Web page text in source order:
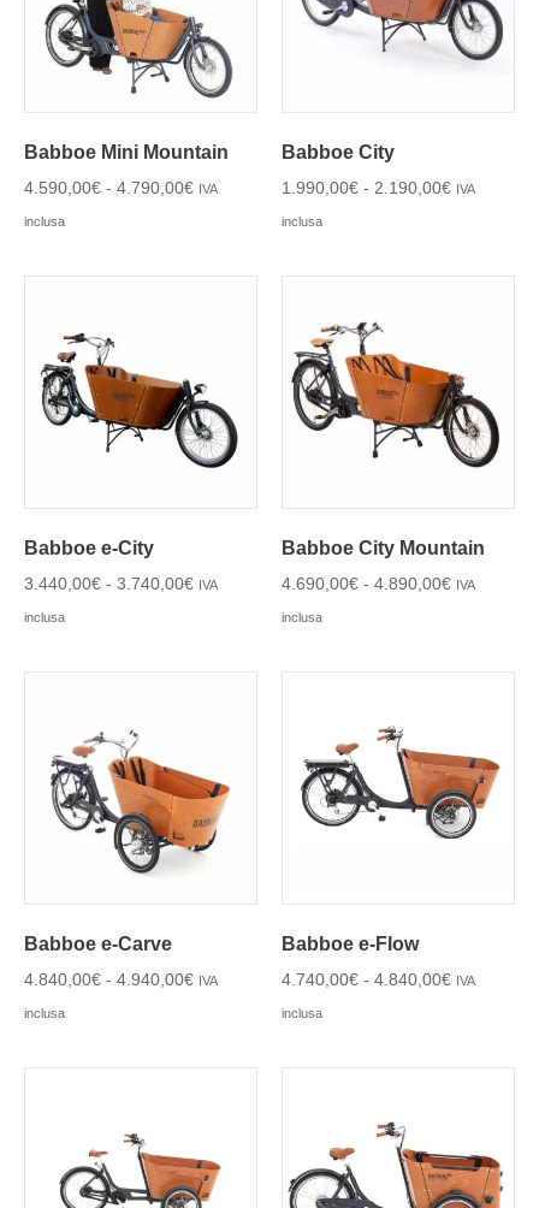
Babboe Mini Mountain
4.590,00€ - 4.790,00€ IVA
inclusa
Babboe City
1.990,00€ - 2.190,00€ IVA
inclusa
Babboe e-City
3.440,00€ - 3.740,00€ IVA
inclusa
Babboe City Mountain
4.690,00€ - 4.890,00€ IVA
inclusa
Babboe e-Carve
4.840,00€ - 4.940,00€ IVA
inclusa
Babboe e-Flow
4.740,00€ - 4.840,00€ IVA
inclusa